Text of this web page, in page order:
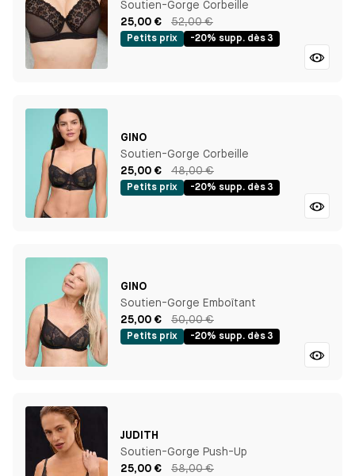
Soutien-Gorge Corbeille
25,00 €
52,00 €
Petits prix -20% supp. dès 3
GINO
Soutien-Gorge Corbeille
25,00 €
48,00 €
Petits prix -20% supp. dès 3
GINO
Soutien-Gorge Emboîtant
25,00 €
50,00 €
Petits prix -20% supp. dès 3
JUDITH
Soutien-Gorge Push-Up
25,00 €
58,00 €